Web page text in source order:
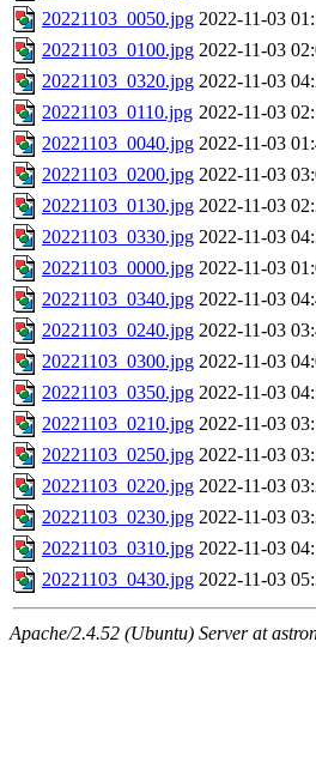
20221103_0050.jpg 2022-11-03
20221103_0100.jpg 2022-11-03
20221103_0320.jpg 2022-11-03
20221103_0110.jpg 2022-11-03
20221103_0040.jpg 2022-11-03
20221103_0200.jpg 2022-11-03
20221103_0130.jpg 2022-11-03
20221103_0330.jpg 2022-11-03
20221103_0000.jpg 2022-11-03
20221103_0340.jpg 2022-11-03
20221103_0240.jpg 2022-11-03
20221103_0300.jpg 2022-11-03
20221103_0350.jpg 2022-11-03
20221103_0210.jpg 2022-11-03
20221103_0250.jpg 2022-11-03
20221103_0220.jpg 2022-11-03
20221103_0230.jpg 2022-11-03
20221103_0310.jpg 2022-11-03
20221103_0430.jpg 2022-11-03
Apache/2.4.52 (Ubuntu) Server at